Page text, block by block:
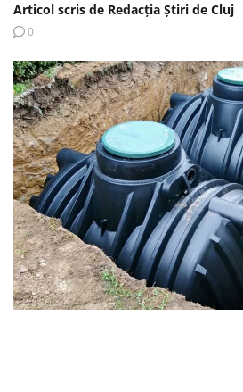
Articol scris de Redacția Știri de Cluj
0